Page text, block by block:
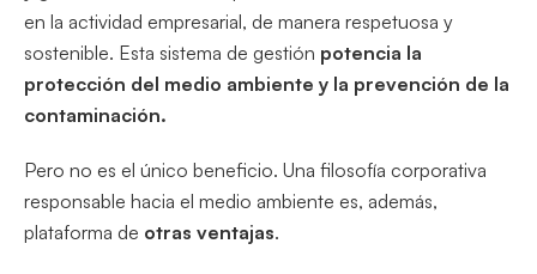
en la actividad empresarial, de manera respetuosa y
sostenible. Esta sistema de gestión potencia la
protección del medio ambiente y la prevención de la
contaminación.
Pero no es el único beneficio. Una filosofía corporativa
responsable hacia el medio ambiente es, además,
plataforma de otras ventajas.